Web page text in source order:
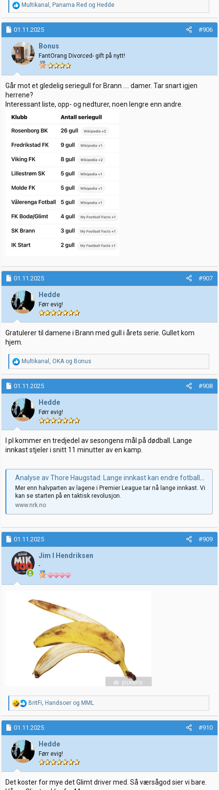
R
e
a
k
s
j
o
n
e
r
:
Multikanal , Panama Red og Hedde
01.11.2025 #906
Bonus
FantOrang Divorced- gift på nytt!
Går mot et gledelig seriegull for Brann …. damer. Tar snart igjen
herrene?
Interessant liste, opp- og nedturer, noen lengre enn andre.
01.11.2025 #907
Hedde
Førr evig!
Gratulerer til damene i Brann med gull i årets serie. Gullet kom
hjem.
R
e
a
k
s
j
o
n
e
r
:
Multikanal , OKA og Bonus
01.11.2025 #908
Hedde
Førr evig!
I pl kommer en tredjedel av sesongens mål på dødball. Lange
innkast stjeler i snitt 11 minutter av en kamp.
Analyse av Thore Haugstad: Lange innkast kan endre fotballen slik vi kjenner den
Mer enn halvparten av lagene i Premier League tar nå lange innkast. Vi
kan se starten på en taktisk revolusjon.
www.nrk.no
01.11.2025 #909
Jim I Hendriksen
-
R
e
a
k
s
j
o
n
r
:
BritFi, Handsoer og MML
01.11.2025 #910
Hedde
Førr evig!
Det koster for mye det Glimt driver med. Så værsågod sier vi bare.